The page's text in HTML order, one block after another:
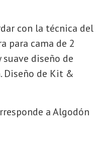
con la técnica del
para cama de 2
suave diseño de
Diseño de Kit &
a Algodón